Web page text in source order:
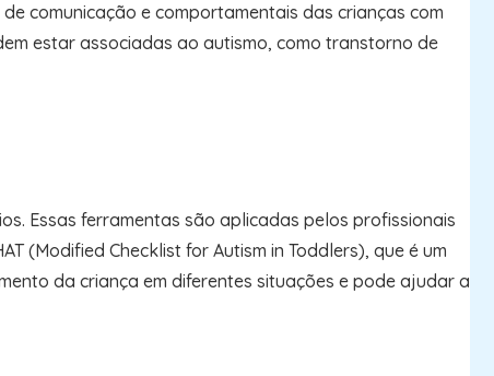
comunicação e comportamentais das crianças com
estar associadas ao autismo, como transtorno de
Essas ferramentas são aplicadas pelos profissionais
(Modified Checklist for Autism in Toddlers), que é um
da criança em diferentes situações e pode ajudar a